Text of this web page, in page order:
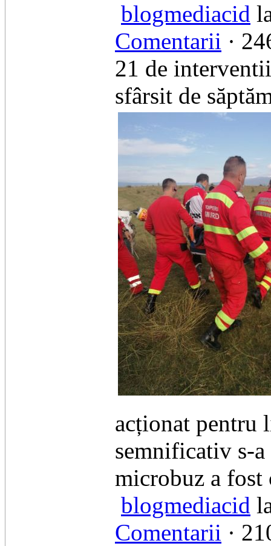
blogmediacid
Comentarii ·
21 de
sfârsit de
acționat pentru
semnificativ s-
microbuz a
blogmediacid
Comentarii ·